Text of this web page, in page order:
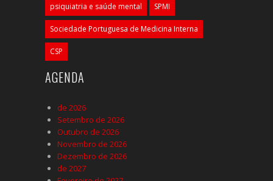
psiquiatria e saúde mental SPMI
Sociedade Portuguesa de Medicina Interna
CSP
AGENDA
de 2026
Setembro de 2026
Outubro de 2026
Novembro de 2026
Dezembro de 2026
de 2027